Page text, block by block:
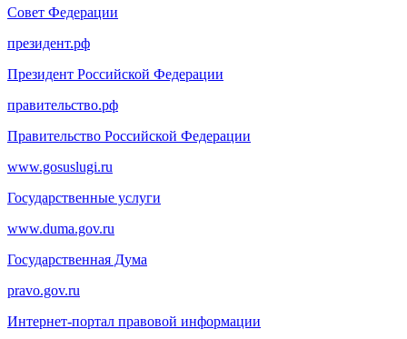
Совет Федерации
президент.рф
Президент Российской Федерации
правительство.рф
Правительство Российской Федерации
www.gosuslugi.ru
Государственные услуги
www.duma.gov.ru
Государственная Дума
pravo.gov.ru
Интернет-портал правовой информации